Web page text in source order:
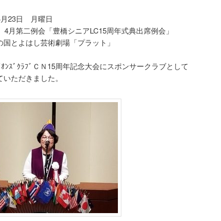
23日 月曜日
月第二例会「豊橋シニアLC15周年式典出席例会」
とよはし芸術劇場「プラット」
ﾝｽﾞｸﾗﾌﾞＣＮ15周年記念大会にスポンサークラブとして
ただきました。